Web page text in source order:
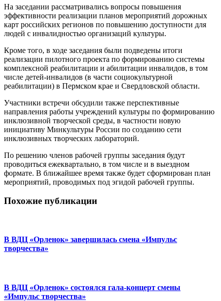
На заседании рассматривались вопросы повышения
эффективности реализации планов мероприятий дорожных
карт российских регионов по повышению доступности для
людей с инвалидностью организаций культуры.
Кроме того, в ходе заседания были подведены итоги
реализации пилотного проекта по формированию системы
комплексной реабилитации и абилитации инвалидов, в том
числе детей-инвалидов (в части социокультурной
реабилитации) в Пермском крае и Свердловской области.
Участники встречи обсудили также перспективные
направления работы учреждений культуры по формированию
инклюзивной творческой среды, в частности новую
инициативу Минкультуры России по созданию сети
инклюзивных творческих лабораторий.
По решению членов рабочей группы заседания будут
проводиться ежеквартально, в том числе и в выездном
формате. В ближайшее время также будет сформирован план
мероприятий, проводимых под эгидой рабочей группы.
Похожие публикации
В ВДЦ «Орленок» завершилась смена «Импульс
творчества»
В ВДЦ «Орленок» состоялся гала-концерт смены
«Импульс творчества»